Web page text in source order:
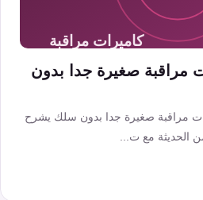
مراقبة صغيرة جدا بدون
مراقبة صغيرة جدا بدون سلك يشرح
الحديثة مع ت...